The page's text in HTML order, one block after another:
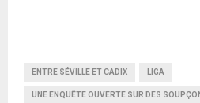
ENTRE SÉVILLE ET CADIX LIGA
UNE ENQUÊTE OUVERTE SUR DES